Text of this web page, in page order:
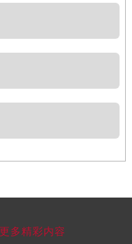
多精彩内容